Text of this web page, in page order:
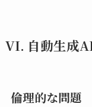
VI. 自動生成
倫理的な問題